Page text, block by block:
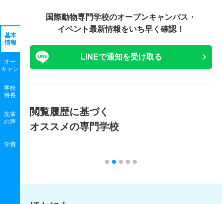
基本
情報
オー
キャン
学校
特長
先輩
の声
学費
国際動物専門学校のオープンキャンパス・
イベント最新情報をいち早く確認！
LINEで通知を受け取る
閲覧履歴に基づく
オススメの専門学校